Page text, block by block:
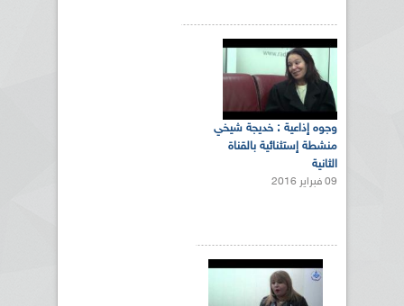
وجوه إذاعية : خديجة شيخي
منشطة إستثنائية بالقناة
الثانية
09 فبراير 2016